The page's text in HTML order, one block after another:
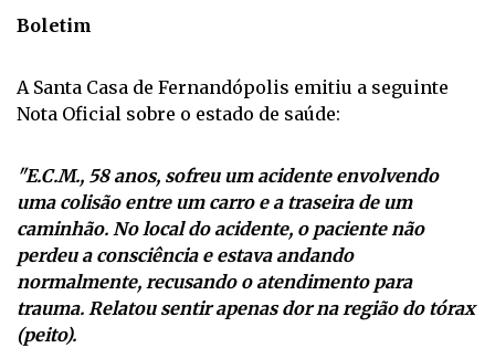
A Santa Casa de Fernandópolis emitiu a seguinte
"E.C.M., 58 anos, sofreu um acidente envolvendo
uma colisão entre um carro e a traseira de um
caminhão. No local do acidente, o paciente não
perdeu a consciência e estava andando
normalmente, recusando o atendimento para
trauma. Relatou sentir apenas dor na região do tórax